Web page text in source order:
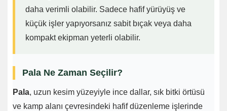
daha verimli olabilir. Sadece hafif yürüyüş ve
küçük işler yapıyorsanız sabit bıçak veya daha
kompakt ekipman yeterli olabilir.
Pala Ne Zaman Seçilir?
Pala, uzun kesim yüzeyiyle ince dallar, sık bitki örtüsü
ve kamp alanı çevresindeki hafif düzenleme işlerinde